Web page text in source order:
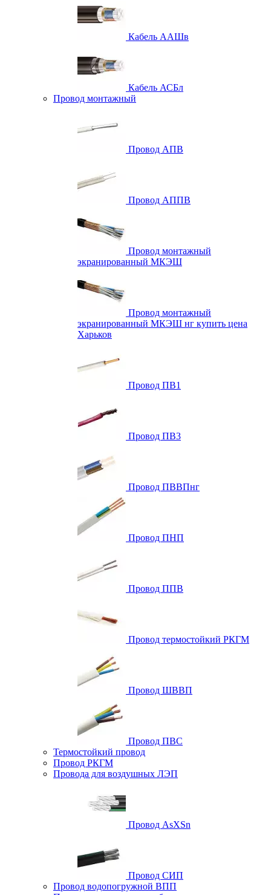
Кабель ААШв
Кабель АСБл
Провод монтажный
Провод АПВ
Провод АППВ
Провод монтажный
экранированный МКЭШ
Провод монтажный
экранированный МКЭШ нг купить цена
Харьков
Провод ПВ1
Провод ПВ3
Провод ПВВПнг
Провод ПНП
Провод ППВ
Провод термостойкий РКГМ
Провод ШВВП
Провод ПВС
Термостойкий провод
Провод РКГМ
Провода для воздушных ЛЭП
Провод AsXSn
Провод СИП
Провод водопогружной ВПП